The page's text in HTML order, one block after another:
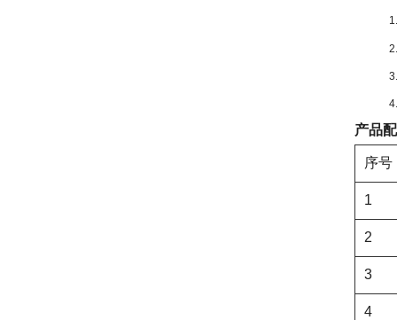
产品
序号
1
2
3
4